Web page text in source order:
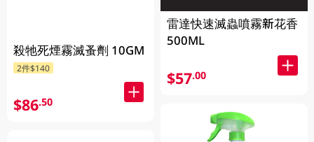
殺牠死煙霧滅蚤劑 10GM
2件$140
$86.50
雷達快速滅蟲噴霧新花香
500ML
$57.00